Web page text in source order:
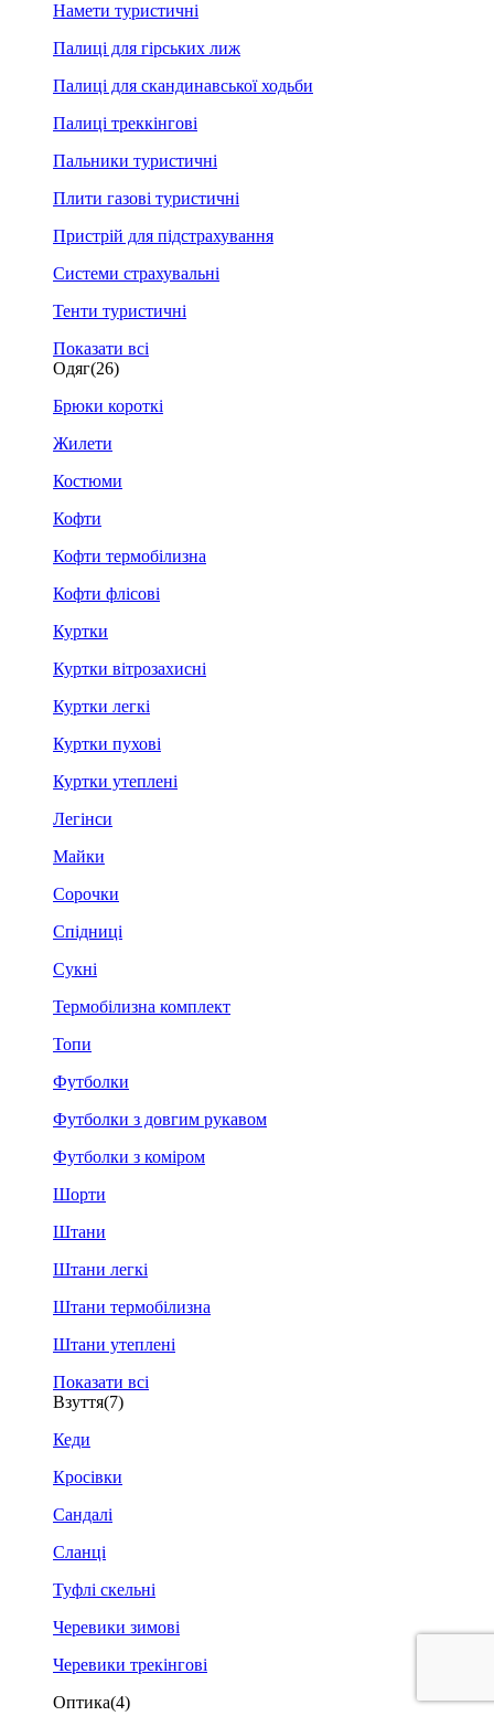
Намети туристичні
Палиці для гірських лиж
Палиці для скандинавської ходьби
Палиці треккінгові
Пальники туристичні
Плити газові туристичні
Пристрій для підстрахування
Системи страхувальні
Тенти туристичні
Показати всі
Одяг(26)
Брюки короткі
Жилети
Костюми
Кофти
Кофти термобілизна
Кофти флісові
Куртки
Куртки вітрозахисні
Куртки легкі
Куртки пухові
Куртки утеплені
Легінси
Майки
Сорочки
Спідниці
Сукні
Термобілизна комплект
Топи
Футболки
Футболки з довгим рукавом
Футболки з коміром
Шорти
Штани
Штани легкі
Штани термобілизна
Штани утеплені
Показати всі
Взуття(7)
Кеди
Кросівки
Сандалі
Сланці
Туфлі скельні
Черевики зимові
Черевики трекінгові
Оптика(4)